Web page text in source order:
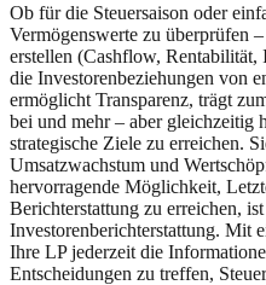
Ob für die Steuersaison oder
Vermögenswerte zu überprüfen
erstellen (Cashflow,
die Investorenbeziehungen von
ermöglicht Transparenz, trägt
bei und mehr – aber gleichzeitig
strategische Ziele zu erreichen.
Umsatzwachstum und
hervorragende Möglichkeit,
Berichterstattung zu erreichen,
Investorenberichterstattung. Mit
Ihre LP jederzeit die
Entscheidungen zu treffen,